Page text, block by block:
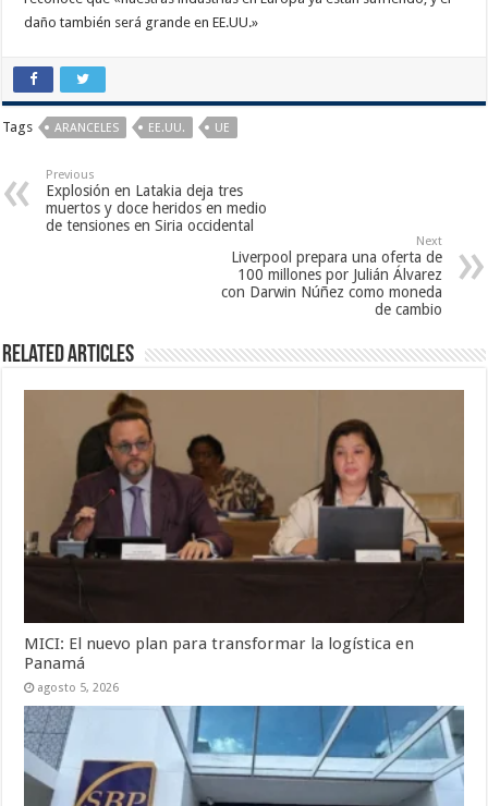
daño también será grande en EE.UU.»
Tags ARANCELES EE.UU. UE
Previous
Explosión en Latakia deja tres
muertos y doce heridos en medio
de tensiones en Siria occidental
Next
Liverpool prepara una oferta de
100 millones por Julián Álvarez
con Darwin Núñez como moneda
de cambio
Related Articles
MICI: El nuevo plan para transformar la logística en
Panamá
agosto 5, 2026